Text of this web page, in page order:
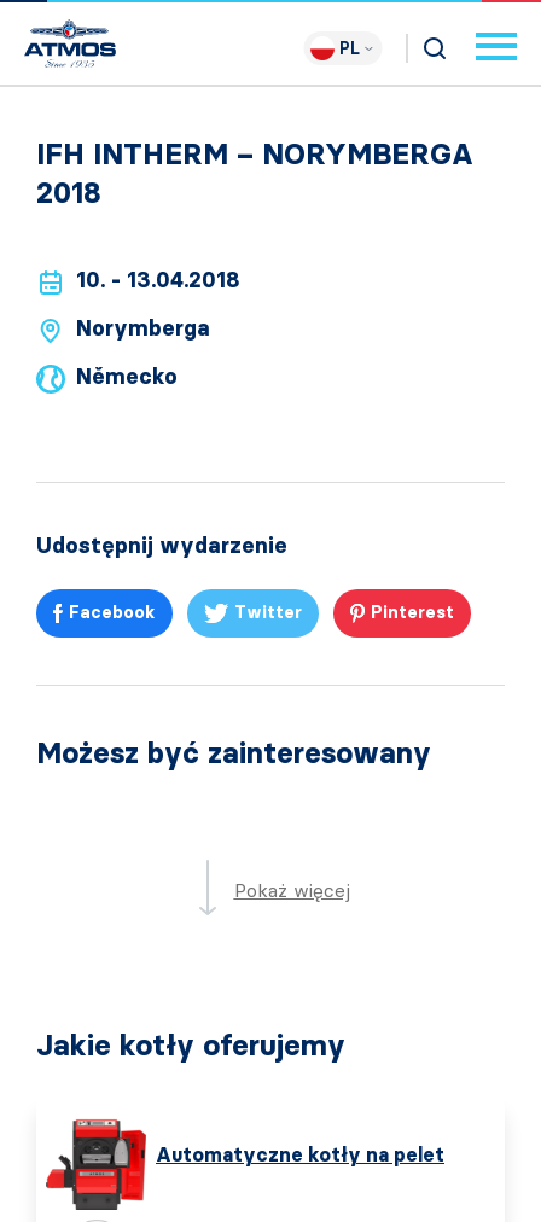
PL
IFH INTHERM – NORYMBERGA
2018
10. - 13.04.2018
Norymberga
Německo
Udostępnij wydarzenie
Facebook Twitter Pinterest
Możesz być zainteresowany
Pokaż więcej
Jakie kotły oferujemy
Automatyczne kotły na pelet